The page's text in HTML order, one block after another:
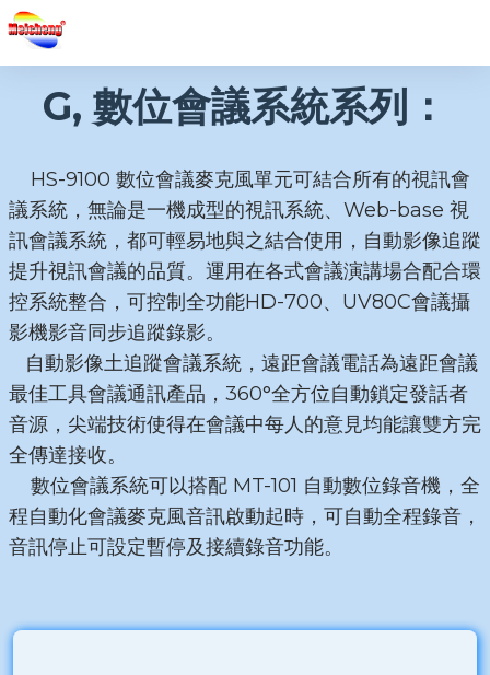
G, 數位會議系統系列：
HS-9100 數位會議麥克風單元可結合所有的視訊會
議系統，無論是一機成型的視訊系統、Web-base 視
訊會議系統，都可輕易地與之結合使用，自動影像追蹤
提升視訊會議的品質。運用在各式會議演講場合配合環
控系統整合，可控制全功能HD-700、UV80C會議攝
影機影音同步追蹤錄影。
自動影像土追蹤會議系統，遠距會議電話為遠距會議
最佳工具會議通訊產品，360°全方位自動鎖定發話者
音源，尖端技術使得在會議中每人的意見均能讓雙方完
全傳達接收。
數位會議系統可以搭配 MT-101 自動數位錄音機，全
程自動化會議麥克風音訊啟動起時，可自動全程錄音，
音訊停止可設定暫停及接續錄音功能。